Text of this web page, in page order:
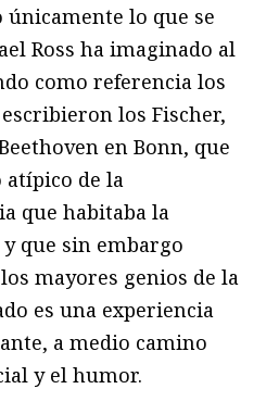
únicamente lo que se
Ross ha imaginado al
como referencia los
los Fischer,
en Bonn, que
de la
que habitaba la
que sin embargo
mayores genios de la
es una experiencia
a medio camino
y el humor.